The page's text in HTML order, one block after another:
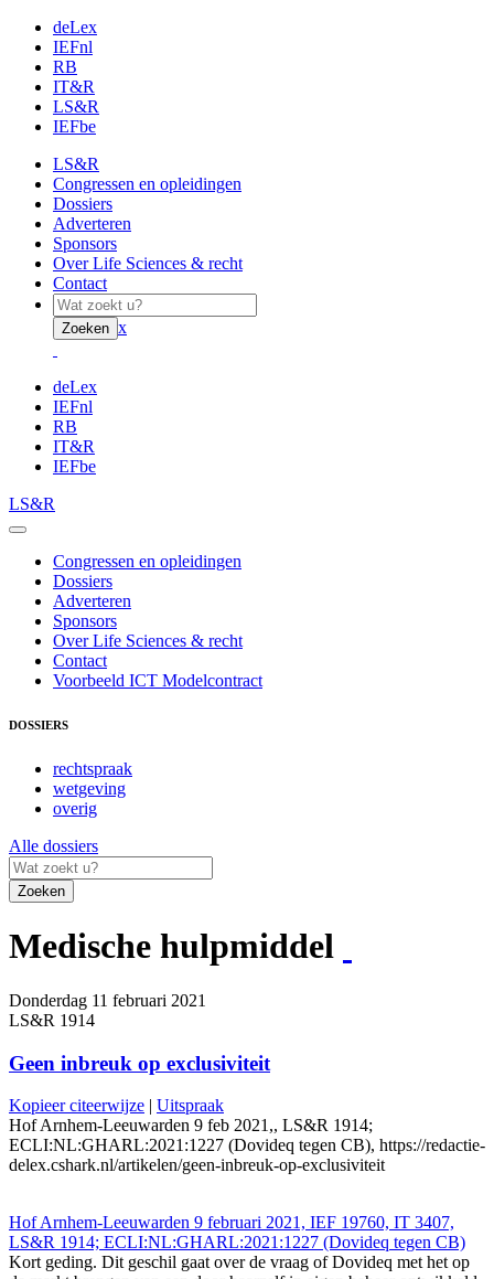
deLex
IEFnl
RB
IT&R
LS&R
IEFbe
LS&R
Congressen en opleidingen
Dossiers
Adverteren
Sponsors
Over Life Sciences & recht
Contact
Zoeken x
deLex
IEFnl
RB
IT&R
IEFbe
LS&R
Congressen en opleidingen
Dossiers
Adverteren
Sponsors
Over Life Sciences & recht
Contact
Voorbeeld ICT Modelcontract
DOSSIERS
rechtspraak
wetgeving
overig
Alle dossiers
Zoeken
Medische hulpmiddel
Donderdag 11 februari 2021
LS&R 1914
Geen inbreuk op exclusiviteit
Kopieer citeerwijze | Uitspraak
Hof Arnhem-Leeuwarden 9 feb 2021,, LS&R 1914;
ECLI:NL:GHARL:2021:1227 (Dovideq tegen CB), https://redactie-
delex.cshark.nl/artikelen/geen-inbreuk-op-exclusiviteit
Hof Arnhem-Leeuwarden 9 februari 2021, IEF 19760, IT 3407,
LS&R 1914; ECLI:NL:GHARL:2021:1227 (Dovideq tegen CB)
Kort geding. Dit geschil gaat over de vraag of Dovideq met het op